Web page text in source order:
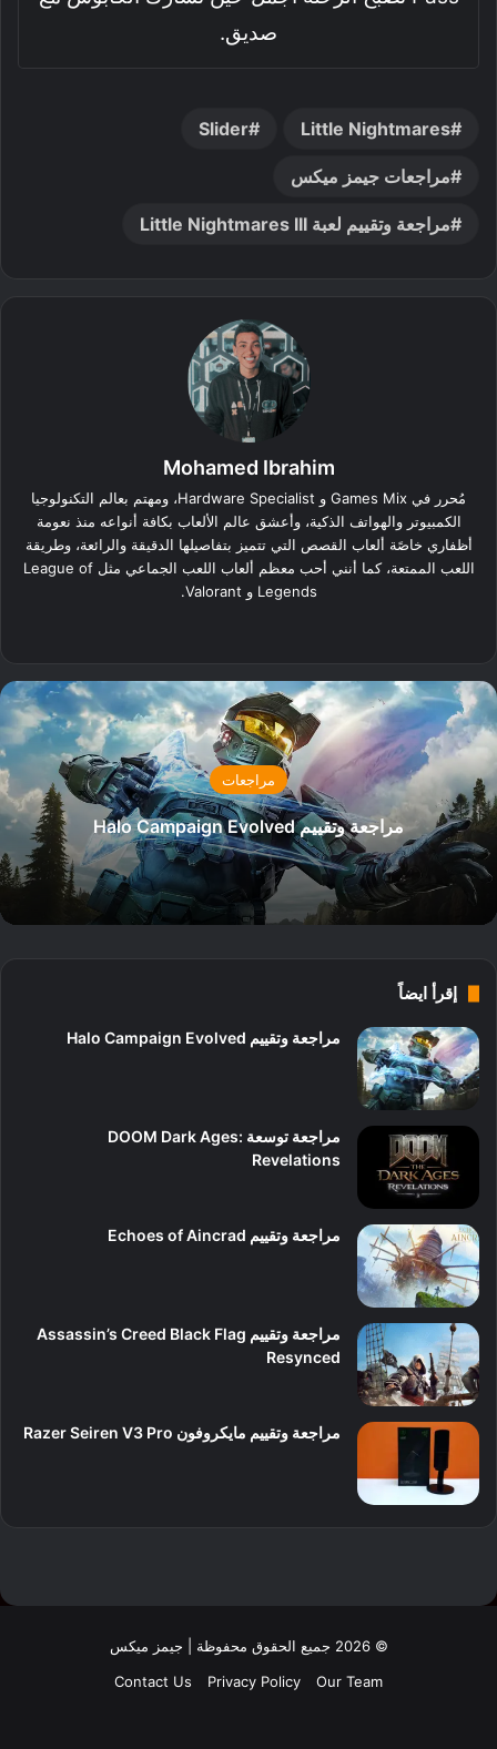
صديق.
Little Nightmares
Slider
مراجعات جيمز ميكس
مراجعة وتقييم لعبة Little Nightmares III
Mohamed Ibrahim
مُحرر في Games Mix و Hardware Specialist، ومهتم بعالم التكنولوجيا
الكمبيوتر والهواتف الذكية، وأعشق عالم الألعاب بكافة أنواعه منذ نعومة
أظفاري خاصًة ألعاب القصص التي تتميز بتفاصيلها الدقيقة والرائعة، وطريقة
اللعب الممتعة، كما أنني أحب معظم ألعاب اللعب الجماعي مثل League of
Legends و Valorant.
مراجعات
مراجعة وتقييم Halo Campaign Evolved
إقرأ ايضاً
مراجعة وتقييم Halo Campaign Evolved
مراجعة توسعة DOOM Dark Ages:
Revelations
7
مراجعة وتقييم Echoes of Aincrad
9
مراجعة وتقييم Assassin’s Creed Black Flag
Resynced
مراجعة وتقييم مايكروفون Razer Seiren V3 Pro
© 2026 جميع الحقوق محفوظة | جيمز ميكس
Our Team
Privacy Policy
Contact Us